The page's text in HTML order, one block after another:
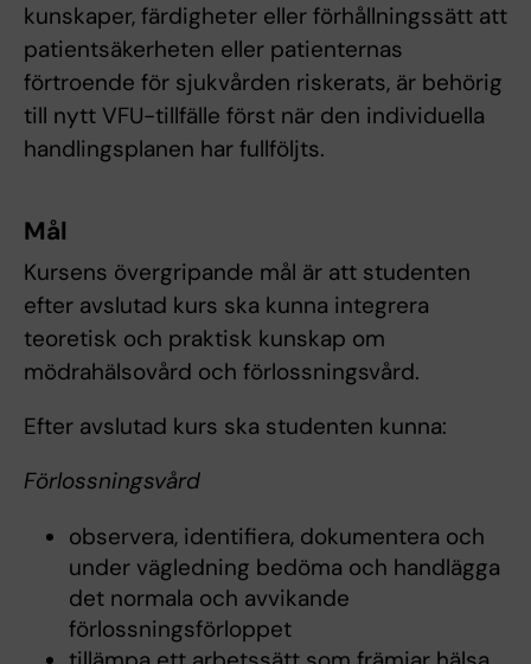
kunskaper, färdigheter eller förhållningssätt att
patientsäkerheten eller patienternas
förtroende för sjukvården riskerats, är behörig
till nytt VFU-tillfälle först när den individuella
handlingsplanen har fullföljts.
Mål
Kursens övergripande mål är att studenten
efter avslutad kurs ska kunna integrera
teoretisk och praktisk kunskap om
mödrahälsovård och förlossningsvård.
Efter avslutad kurs ska studenten kunna:
Förlossningsvård
observera, identifiera, dokumentera och
under vägledning bedöma och handlägga
det normala och avvikande
förlossningsförloppet